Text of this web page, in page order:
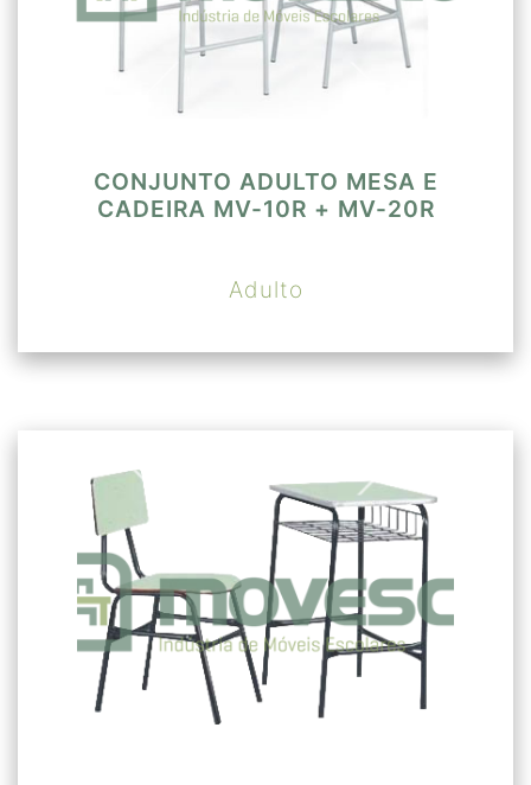
CONJUNTO ADULTO MESA E
CADEIRA MV-10R + MV-20R
Adulto